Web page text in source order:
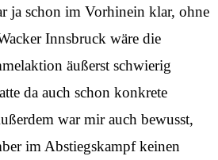
ja schon im Vorhinein klar, ohne
Innsbruck wäre die
äußerst schwierig
da auch schon konkrete
war mir auch bewusst,
im Abstiegskampf keinen